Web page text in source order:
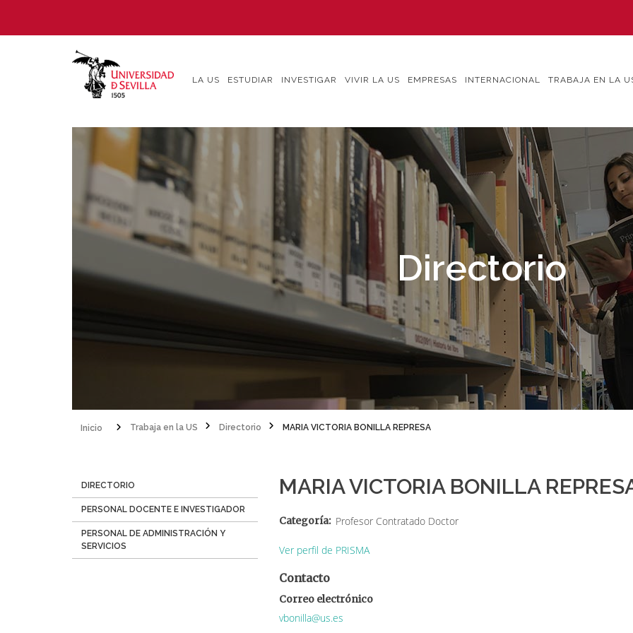
contenido
LA US ESTUDIAR INVESTIGAR VIVIR LA US EMPRESAS INTERNACIONAL TRABAJA EN LA
Directorio
de
ayuda
a
Trabaja en la US
Directorio MARIA VICTORIA BONILLA REPRESA
MARIA VICTORIA BONILLA
Categoría Profesor Contratado Doctor
Ver perfil de PRISMA
Contacto
Correo electrónico
vbonilla@us.es
Menú
Directorio
DIRECTORIO
PERSONAL DOCENTE E INVESTIGADOR
PERSONAL DE ADMINISTRACIÓN Y
SERVICIOS